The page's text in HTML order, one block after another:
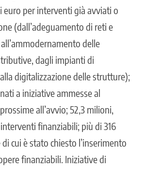
euro per interventi già avviati o
(dall’adeguamento di reti e
delle
dagli impianti di
digitalizzazione delle strutture);
a iniziative ammesse al
all’avvio; 52,3 milioni,
finanziabili; più di 316
cui è stato chiesto l’inserimento
finanziabili. Iniziative di